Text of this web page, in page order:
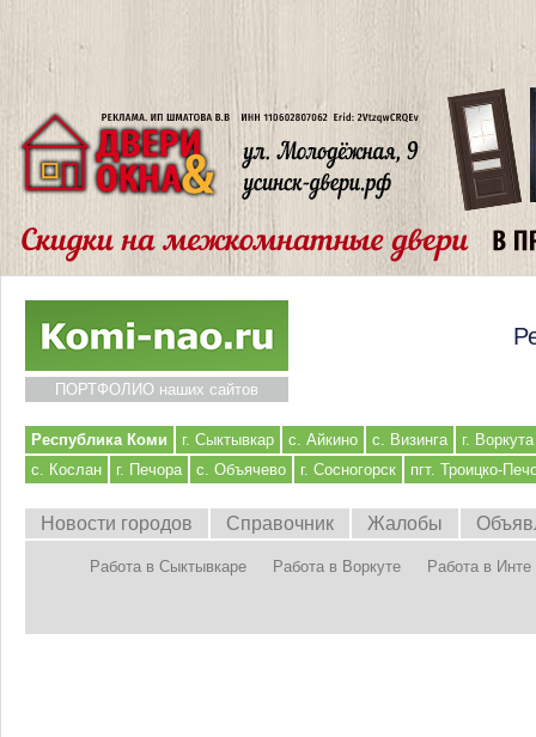
ПОРТФОЛИО наших сайтов
Республика Коми г. Сыктывкар с. Айкино с. Визинга
г. Воркута
с. Кослан
г. Печора с. Объячево г. Сосногорск пгт. Троицко-
Новости городов Справочник Жалобы
Работа в Сыктывкаре Работа в Воркуте Работа в Инте